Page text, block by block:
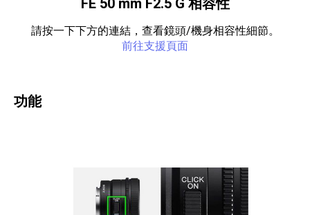
請按一下下方的連結，查看鏡頭/機身相容性細節。
前往支援頁面
功能